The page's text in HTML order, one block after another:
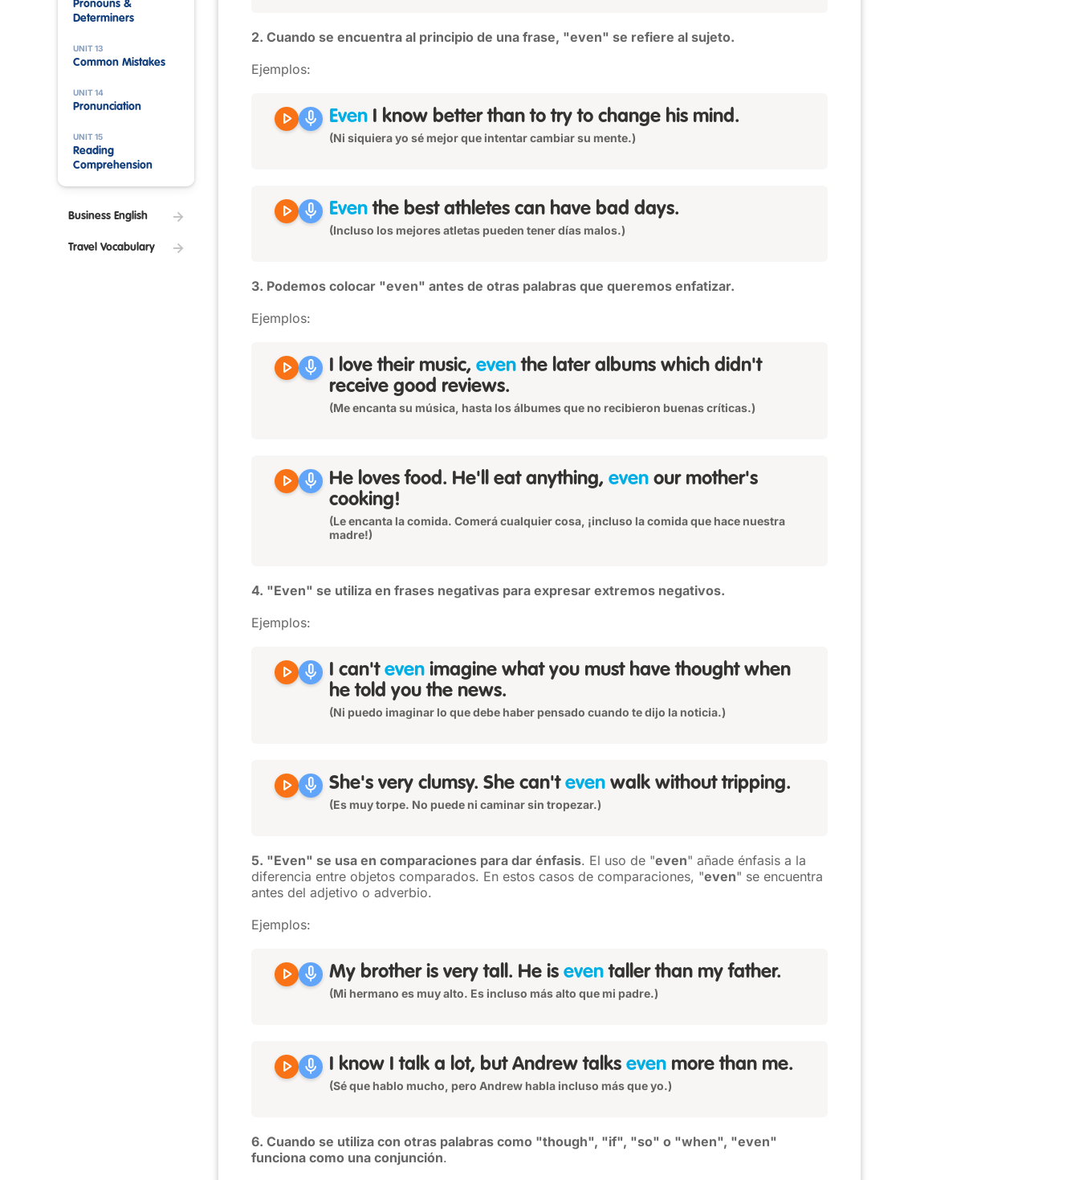
Pronouns &
Determiners
UNIT 13
Common Mistakes
UNIT 14
Pronunciation
UNIT 15
Reading
Comprehension
Business English
Travel Vocabulary
2. Cuando se encuentra al principio de una frase, "even" se refiere al sujeto.
Ejemplos:
play_arrow mic Even I know better than to try to change his mind.
(Ni siquiera yo sé mejor que intentar cambiar su mente.)
play_arrow mic Even the best athletes can have bad days.
(Incluso los mejores atletas pueden tener días malos.)
3. Podemos colocar "even" antes de otras palabras que queremos enfatizar.
Ejemplos:
play_arrow mic I love their music, even the later albums which didn't
receive good reviews.
(Me encanta su música, hasta los álbumes que no recibieron buenas críticas.)
play_arrow mic He loves food. He'll eat anything, even our mother's
cooking!
(Le encanta la comida. Comerá cualquier cosa, ¡incluso la comida que hace nuestra
madre!)
4. "Even" se utiliza en frases negativas para expresar extremos negativos.
Ejemplos:
play_arrow mic I can't even imagine what you must have thought when
he told you the news.
(Ni puedo imaginar lo que debe haber pensado cuando te dijo la noticia.)
play_arrow mic She's very clumsy. She can't even walk without tripping.
(Es muy torpe. No puede ni caminar sin tropezar.)
5. "Even" se usa en comparaciones para dar énfasis. El uso de "even" añade énfasis a la
diferencia entre objetos comparados. En estos casos de comparaciones, "even" se encuentra
antes del adjetivo o adverbio.
Ejemplos:
play_arrow mic My brother is very tall. He is even taller than my father.
(Mi hermano es muy alto. Es incluso más alto que mi padre.)
play_arrow mic I know I talk a lot, but Andrew talks even more than me.
(Sé que hablo mucho, pero Andrew habla incluso más que yo.)
6. Cuando se utiliza con otras palabras como "though", "if", "so" o "when", "even"
funciona como una conjunción.